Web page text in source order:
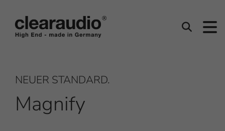
Suchen
NEUER STANDARD.
Magnify